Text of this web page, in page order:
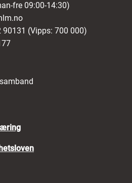
fre 09:00-14:30)
90131 (Vipps: 700 000)